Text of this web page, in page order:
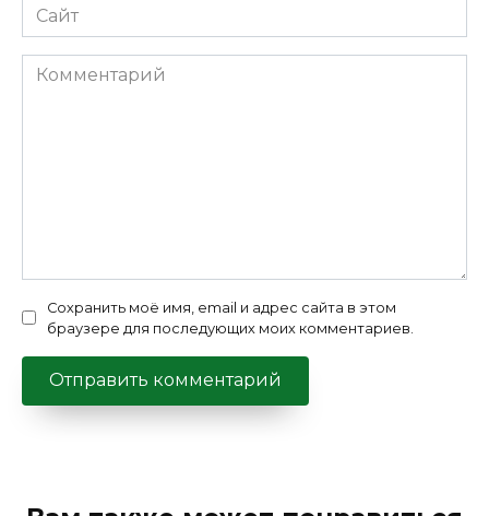
Сайт
Комментарий
Сохранить моё имя, email и адрес сайта в этом
браузере для последующих моих комментариев.